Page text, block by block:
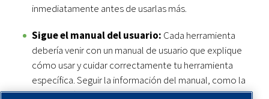
inmediatamente antes de usarlas más.
Sigue el manual del usuario: Cada herramienta
debería venir con un manual de usuario que explique
cómo usar y cuidar correctamente tu herramienta
específica. Seguir la información del manual, como la
clasificación del fabricante, ayuda a asegurarte de que